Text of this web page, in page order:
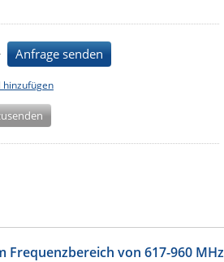
Anfrage senden
Frequenzbereich von 617-960 MHz